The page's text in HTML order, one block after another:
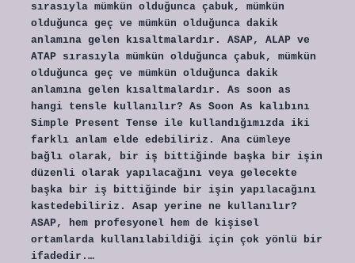
sırasıyla mümkün olduğunca çabuk, mümkün
olduğunca geç ve mümkün olduğunca dakik
anlamına gelen kısaltmalardır. ASAP, ALAP ve
ATAP sırasıyla mümkün olduğunca çabuk, mümkün
olduğunca geç ve mümkün olduğunca dakik
anlamına gelen kısaltmalardır. As soon as
hangi tensle kullanılır? As Soon As kalıbını
Simple Present Tense ile kullandığımızda iki
farklı anlam elde edebiliriz. Ana cümleye
bağlı olarak, bir iş bittiğinde başka bir işin
düzenli olarak yapılacağını veya gelecekte
başka bir iş bittiğinde bir işin yapılacağını
kastedebiliriz. Asap yerine ne kullanılır?
ASAP, hem profesyonel hem de kişisel
ortamlarda kullanılabildiği için çok yönlü bir
ifadedir.…